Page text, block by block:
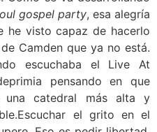
gospel party, esa alegría
he visto capaz de hacerlo
Camden que ya no está.
escuchaba el Live At
pensando en que
catedral más alta y
el grito en el